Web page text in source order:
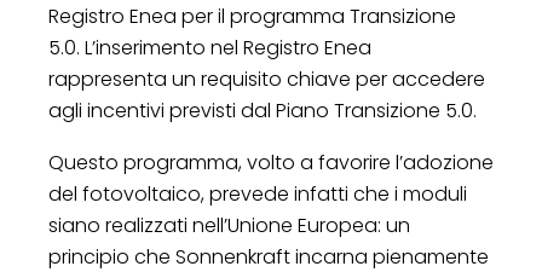
Registro Enea per il programma Transizione
5.0. L’inserimento nel Registro Enea
rappresenta un requisito chiave per accedere
agli incentivi previsti dal Piano Transizione 5.0.
Questo programma, volto a favorire l’adozione
del fotovoltaico, prevede infatti che i moduli
siano realizzati nell’Unione Europea: un
principio che Sonnenkraft incarna pienamente